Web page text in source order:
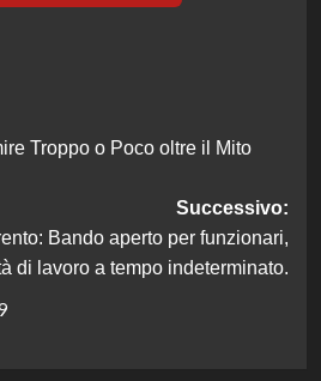
Troppo o Poco oltre il Mito
Successivo:
Bando aperto per funzionari,
di lavoro a tempo indeterminato.